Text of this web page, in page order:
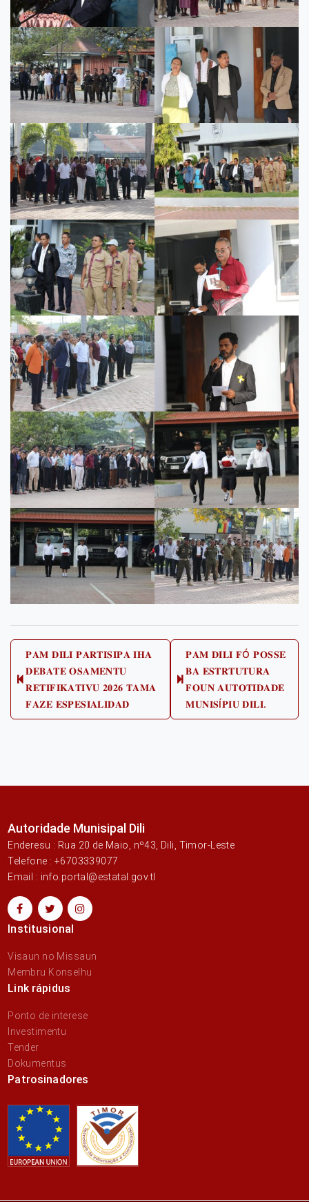
Post
navigationPrevious
post:
𝐏𝐀𝐌 𝐃𝐈𝐋𝐈 𝐏𝐀𝐑𝐓𝐈𝐒𝐈𝐏𝐀 𝐈𝐇𝐀
𝐃𝐄𝐁𝐀𝐓𝐄 𝐎𝐒𝐀𝐌𝐄𝐍𝐓𝐔
𝐑𝐄𝐓𝐈𝐅𝐈𝐊𝐀𝐓𝐈𝐕𝐔 𝟐𝟎𝟐𝟔 𝐓𝐀𝐌𝐀
𝐅𝐀𝐙𝐄 𝐄𝐒𝐏𝐄𝐒𝐈𝐀𝐋𝐈𝐃𝐀𝐃
Next
post:
𝐏𝐀𝐌 𝐃𝐈𝐋𝐈 𝐅Ó 𝐏𝐎𝐒𝐒𝐄
𝐁𝐀 𝐄𝐒𝐓𝐑𝐓𝐔𝐓𝐔𝐑𝐀
𝐅𝐎𝐔𝐍 𝐀𝐔𝐓𝐎𝐓𝐈𝐃𝐀𝐃𝐄
𝐌𝐔𝐍𝐈𝐒Í𝐏𝐈𝐔 𝐃𝐈𝐋𝐈.
Autoridade Munisipal Dili
Enderesu : Rua 20 de Maio, nº43, Dili, Timor-Leste
Telefone : +6703339077
Email : info.portal@estatal.gov.tl
Institusional
Visaun no Missaun
Membru Konselhu
Link rápidus
Ponto de interese
Investimentu
Tender
Dokumentus
Patrosinadores